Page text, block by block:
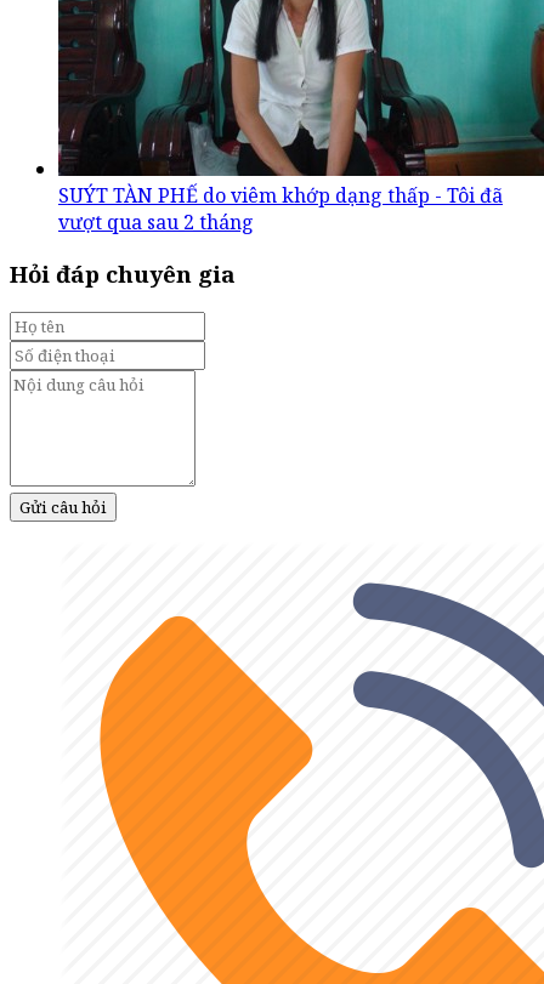
SUÝT TÀN PHẾ do viêm khớp dạng thấp - Tôi đã
vượt qua sau 2 tháng
Hỏi đáp chuyên gia
Gửi câu hỏi